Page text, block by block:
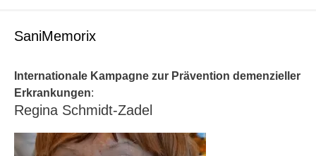
SaniMemorix
Internationale Kampagne zur Prävention demenzieller
Erkrankungen:
Regina Schmidt-Zadel